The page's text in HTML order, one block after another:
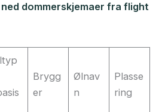
dommerskjemaer fra flight
Brygg
er
Ølnav
n
Plasse
ring